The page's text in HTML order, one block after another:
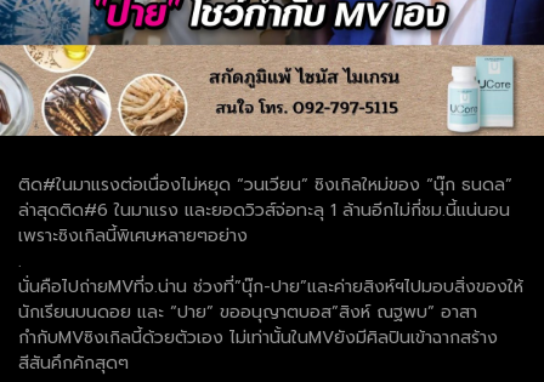
ติด#ในมาแรงต่อเนื่องไม่หยุด “วนเวียน” ซิงเกิลใหม่ของ “นุ๊ก ธนดล”
ล่าสุดติด#6 ในมาแรง และยอดวิวส์จ่อทะลุ 1 ล้านอีกไม่กี่ชม.นี้แน่นอน
เพราะซิงเกิลนี้พิเศษหลายๆอย่าง
.
นั่นคือไปถ่ายMVที่จ.น่าน ช่วงที่”นุ๊ก-ปาย”และค่ายสิงห์ฯไปมอบสิ่งของให้
นักเรียนบนดอย และ “ปาย” ขออนุญาตบอส”สิงห์ ณฐพบ” อาสา
กำกับMVซิงเกิลนี้ด้วยตัวเอง ไม่เท่านั้นในMVยังมีศิลปินเข้าฉากสร้าง
สีสันคึกคักสุดๆ